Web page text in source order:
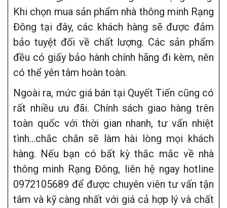
Khi chọn mua sản phẩm nhà thông minh Rạng
Đông tại đây, các khách hàng sẽ được đảm
bảo tuyệt đối về chất lượng. Các sản phẩm
đều có giấy bảo hành chính hãng đi kèm, nên
có thể yên tâm hoàn toàn.
Ngoài ra, mức giá bán tại Quyết Tiến cũng có
rất nhiều ưu đãi. Chính sách giao hàng trên
toàn quốc với thời gian nhanh, tư vấn nhiệt
tình…chắc chắn sẽ làm hài lòng mọi khách
hàng. Nếu bạn có bất kỳ thắc mắc về nhà
thông minh Rạng Đông, liên hệ ngay hotline
0972105689 để được chuyên viên tư vấn tận
tâm và kỹ càng nhất với giá cả hợp lý và chất